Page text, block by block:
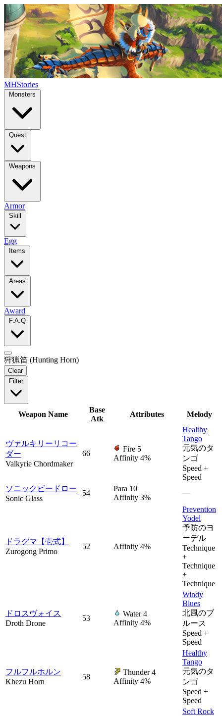
MHStories
Monsters
Quest
Weapons
Armor
Skill
Egg
Items
Areas
Award
F.A.Q
狩猟笛 (Hunting Horn)
Clear
Filter
Weapon Name
Base
Atk
Attributes Melody
ヴァルキリーリコー
ダー
Valkyrie Chordmaker
66
Fire 5
Affinity 4%
Healthy
Tango
元気のタ
ンゴ
Speed +
Speed
ソニックビードロー
Sonic Glass
54
Para 10
Affinity 3%
—
ドラグマ【壱式】
Zurogong Primo
52 Affinity 4%
Prevention
Yodel
予防のヨ
ーデル
Technique
+
Technique
+
Technique
ドロスヴォイス
Droth Drone
53
Water 4
Affinity 4%
Windy
Blues
北風のブ
ルース
Speed +
Speed
フルフルホルン
Khezu Horn
58
Thunder 4
Affinity 4%
Healthy
Tango
元気のタ
ンゴ
Speed +
Speed
Soft Rock